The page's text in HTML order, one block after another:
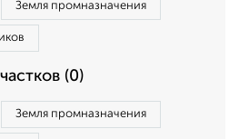
Земля промназначения
(0)
Земля промназначения